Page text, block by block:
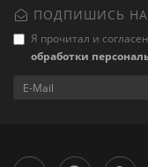
ПОДПИШИСЬ
Я прочитал и
обработки